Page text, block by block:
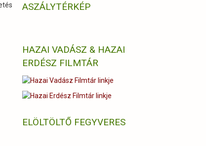
ASZÁLYTÉRKÉP
HAZAI VADÁSZ & HAZAI
ERDÉSZ FILMTÁR
ELÖLTÖLTŐ FEGYVERES